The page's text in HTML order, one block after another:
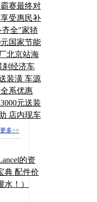
赛最终对
受惠民补
齐全"家轿
国家节能
北京站海
刹经济车
装潢 车源
系优惠
元送装
店内现车
更多>>
的资
典 配件价
！）